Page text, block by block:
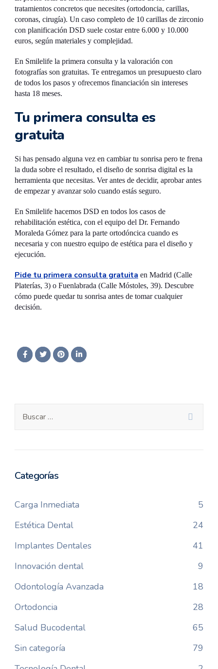
tratamientos concretos que necesites (ortodoncia, carillas,
coronas, cirugía). Un caso completo de 10 carillas de zirconio
con planificación DSD suele costar entre 6.000 y 10.000
euros, según materiales y complejidad.
En Smilelife la primera consulta y la valoración con
fotografías son gratuitas. Te entregamos un presupuesto claro
de todos los pasos y ofrecemos financiación sin intereses
hasta 18 meses.
Tu primera consulta es
gratuita
Si has pensado alguna vez en cambiar tu sonrisa pero te frena
la duda sobre el resultado, el diseño de sonrisa digital es la
herramienta que necesitas. Ver antes de decidir, aprobar antes
de empezar y avanzar solo cuando estás seguro.
En Smilelife hacemos DSD en todos los casos de
rehabilitación estética, con el equipo del Dr. Fernando
Moraleda Gómez para la parte ortodóncica cuando es
necesaria y con nuestro equipo de estética para el diseño y
ejecución.
Pide tu primera consulta gratuita en Madrid (Calle
Platerías, 3) o Fuenlabrada (Calle Móstoles, 39). Descubre
cómo puede quedar tu sonrisa antes de tomar cualquier
decisión.
Categorías
Carga Inmediata
5
Estética Dental
24
Implantes Dentales
41
Innovación dental
9
Odontología Avanzada
18
Ortodoncia
28
Salud Bucodental
65
Sin categoría
79